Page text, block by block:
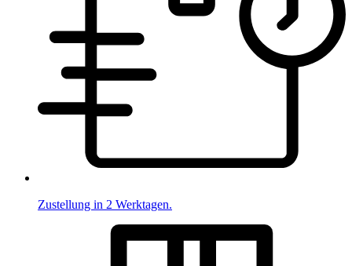
Zustellung in 2 Werktagen.